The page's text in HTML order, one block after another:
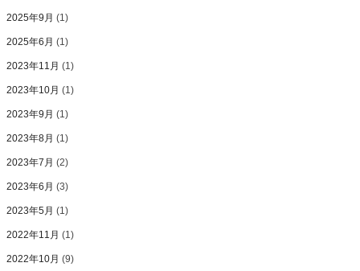
2025年9月 (1)
2025年6月 (1)
2023年11月 (1)
2023年10月 (1)
2023年9月 (1)
2023年8月 (1)
2023年7月 (2)
2023年6月 (3)
2023年5月 (1)
2022年11月 (1)
2022年10月 (9)